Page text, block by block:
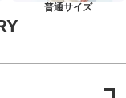
普通サイズ